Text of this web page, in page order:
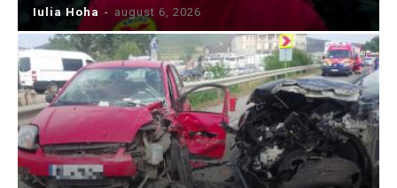
Iulia Hoha - august 6, 2026